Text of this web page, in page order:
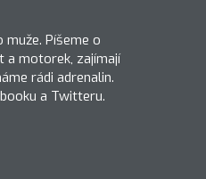
Píšeme o
a motorek, zajímají
rádi adrenalin.
a Twitteru.